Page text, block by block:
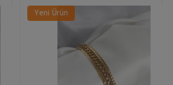
Yeni Ürün